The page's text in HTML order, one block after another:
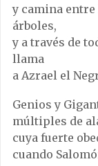
y camina entre
árboles,
y a través de
llama
a Azrael el
Genios y
múltiples de
cuya fuerte
cuando